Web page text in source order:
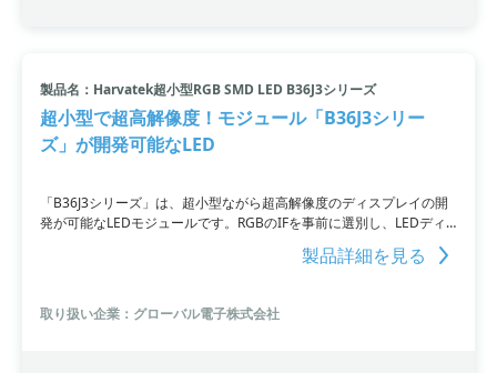
製品名：Harvatek超小型RGB SMD LED B36J3シリーズ
超小型で超高解像度！モジュール「B36J3シリー
ズ」が開発可能なLED
「B36J3シリーズ」は、超小型ながら超高解像度のディスプレイの開
発が可能なLEDモジュールです。RGBのIFを事前に選別し、LEDディ
スプレイやシアタースクリーンに最適です。電子・電気機器の今後の
製品詳細を見る
取り扱い企業：グローバル電子株式会社